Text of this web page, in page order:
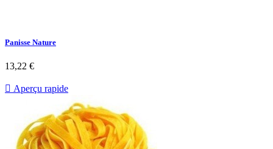
Panisse Nature
13,22 €
 Aperçu rapide